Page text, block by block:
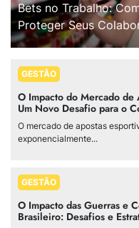
Bets no Trabalho:
Proteger Seus
GESTÃO
O Impacto do Mercado de
Um Novo Desafio para o
O mercado de apostas
exponencialmente...
GESTÃO
O Impacto das Guerras e
Brasileiro: Desafios e